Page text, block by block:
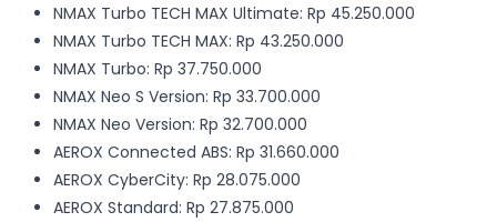
NMAX Turbo TECH MAX Ultimate: Rp 45.250.000
NMAX Turbo TECH MAX: Rp 43.250.000
NMAX Turbo: Rp 37.750.000
NMAX Neo S Version: Rp 33.700.000
NMAX Neo Version: Rp 32.700.000
AEROX Connected ABS: Rp 31.660.000
AEROX CyberCity: Rp 28.075.000
AEROX Standard: Rp 27.875.000